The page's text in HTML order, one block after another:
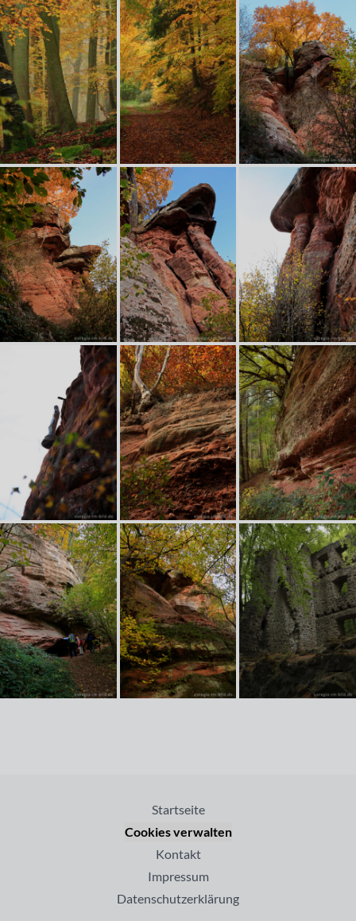
Startseite
Cookies verwalten
Kontakt
Impressum
Datenschutzerklärung